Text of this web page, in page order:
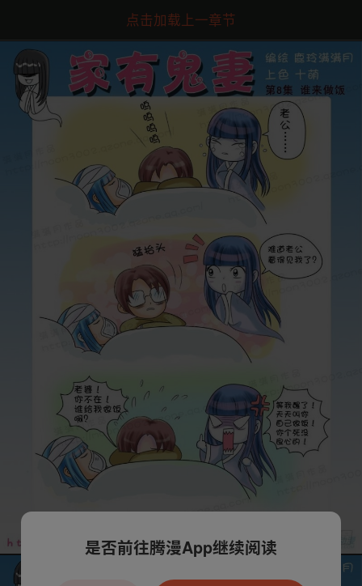
点击加载上一章节
是否前往腾漫App继续阅读